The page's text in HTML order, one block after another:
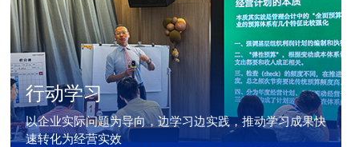
行动学习
以企业实际问题为导向，边学习边实践，推动学习成果快
速转化为经营实效